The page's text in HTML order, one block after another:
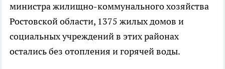
министра жилищно-коммунального хозяйства
Ростовской области, 1375 жилых домов и
социальных учреждений в этих районах
остались без отопления и горячей воды.